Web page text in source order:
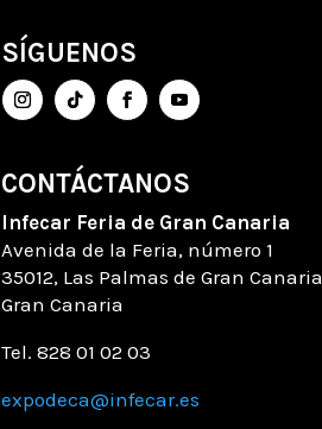
SÍGUENOS
CONTÁCTANOS
Infecar Feria de Gran Canaria
Avenida de la Feria, número 1
35012, Las Palmas de Gran Canaria
Gran Canaria
Tel. 828 01 02 03
expodeca@infecar.es